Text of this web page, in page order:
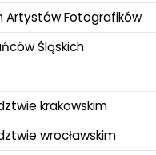
Artystów Fotografików
Śląskich
krakowskim
wrocławskim